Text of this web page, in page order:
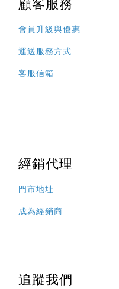
顧客服務
會員升級與優惠
運送服務方式
客服信箱
經銷代理
門市地址
成為經銷商
追蹤我們